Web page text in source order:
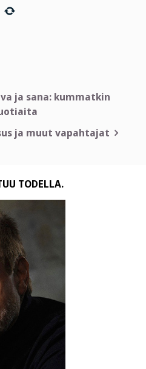
ja sana: kummatkin
ja muut vapahtajat
TODELLA.